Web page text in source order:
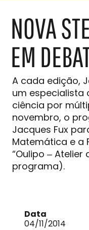
NOVA
EM
A cada edição,
um especialista
ciência por
novembro, o
Jacques Fux
Matemática e a
“Oulipo ‒ Atelier
programa).
Data
04/11/2014